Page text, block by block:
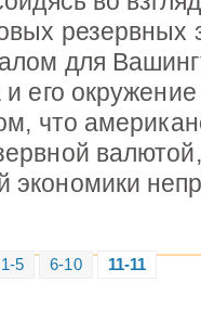
резервных
для
и его
что
экономики
1-5 6-10 11-11